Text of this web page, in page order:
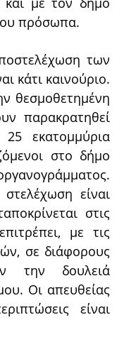
πρόσωπα.
των
κάτι καινούριο.
θεσμοθετημένη
παρακρατηθεί
εκατομμύρια
στο δήμο
είναι
στις
με τις
σε διάφορους
την δουλειά
Οι απευθείας
είναι